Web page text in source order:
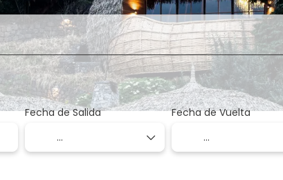
Hotel Traslados Actividades
Fecha de Salida Fecha de Vuelta